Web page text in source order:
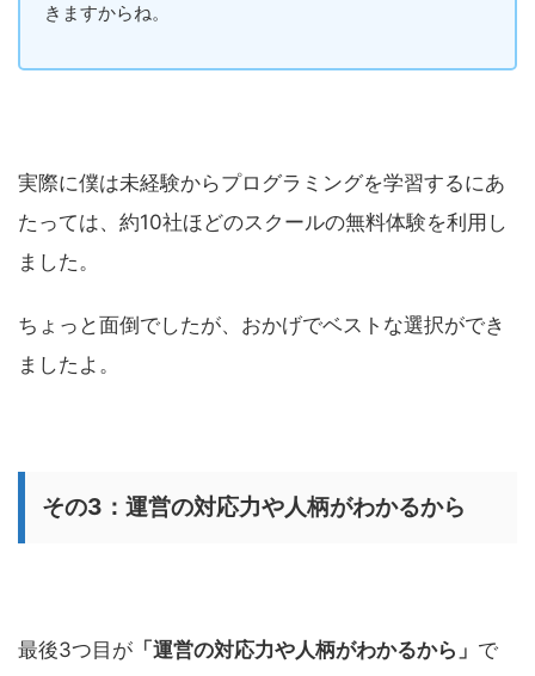
きますからね。
実際に僕は未経験からプログラミングを学習するにあ
たっては、約10社ほどのスクールの無料体験を利用し
ました。
ちょっと面倒でしたが、おかげでベストな選択ができ
ましたよ。
その3：運営の対応力や人柄がわかるから
最後3つ目が 「運営の対応力や人柄がわかるから」 で